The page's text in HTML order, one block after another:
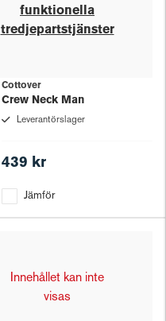
funktionella
tredjepartstjänster
Cottover
Crew Neck Man
Leverantörslager
439 kr
Jämför
Innehållet kan inte
visas